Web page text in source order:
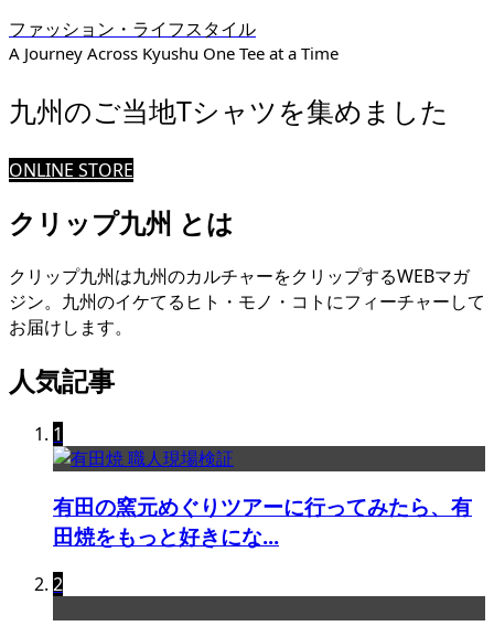
ファッション・ライフスタイル
A Journey Across Kyushu One Tee at a Time
九州のご当地Tシャツを集めました
ONLINE STORE
クリップ九州 とは
クリップ九州は九州のカルチャーをクリップするWEBマガ
ジン。九州のイケてるヒト・モノ・コトにフィーチャーして
お届けします。
人気記事
1
有田の窯元めぐりツアーに行ってみたら、有
田焼をもっと好きにな...
2